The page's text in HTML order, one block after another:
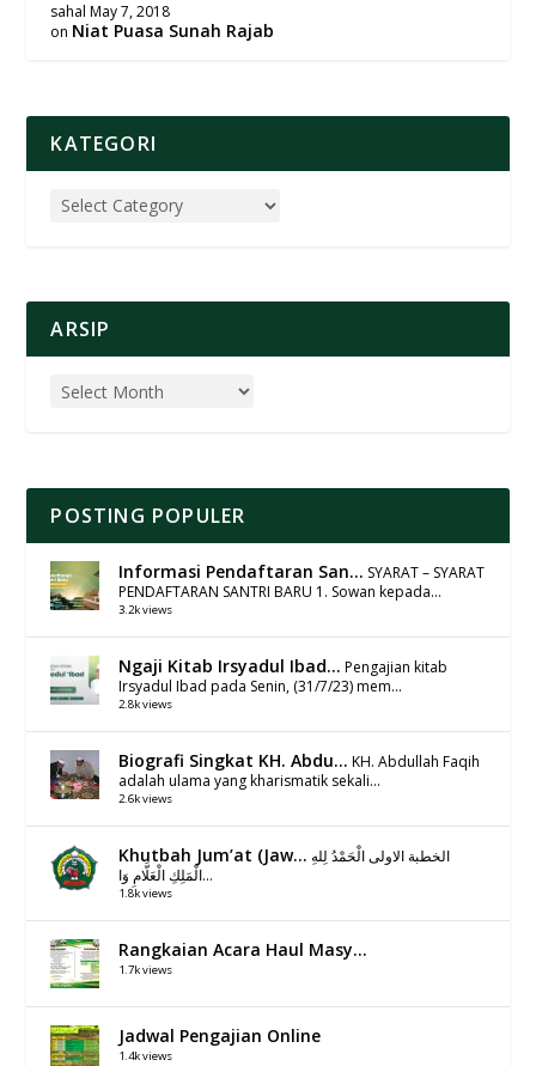
sahal May 7, 2018
on Niat Puasa Sunah Rajab
KATEGORI
ARSIP
POSTING POPULER
Informasi Pendaftaran San... SYARAT – SYARAT
PENDAFTARAN SANTRI BARU 1. Sowan kepada...
3.2k views
Ngaji Kitab Irsyadul Ibad... Pengajian kitab
Irsyadul Ibad pada Senin, (31/7/23) mem...
2.8k views
Biografi Singkat KH. Abdu... KH. Abdullah Faqih
adalah ulama yang kharismatik sekali...
2.6k views
Khutbah Jum’at (Jaw... الخطبة الاولى الْحَمْدُ لِلهِ
الْمَلِكِ الْعَلَّامِ وَا...
1.8k views
Rangkaian Acara Haul Masy...
1.7k views
Jadwal Pengajian Online
1.4k views